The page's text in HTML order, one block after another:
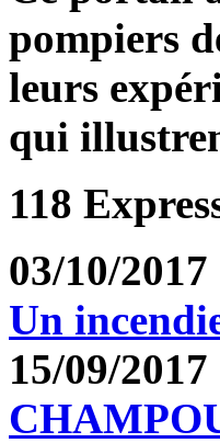
pompiers
leurs
qui
118
03/10/2017
Un
15/09/2017